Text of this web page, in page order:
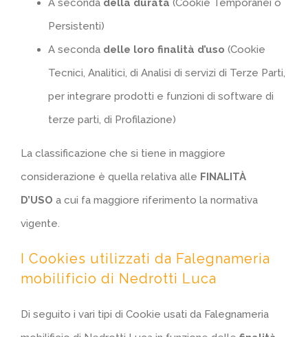
Persistenti)
A seconda delle loro finalità d’uso (Cookie
Tecnici, Analitici, di Analisi di servizi di Terze Parti,
per integrare prodotti e funzioni di software di
terze parti, di Profilazione)
La classificazione che si tiene in maggiore
considerazione è quella relativa alle FINALITÀ
D’USO a cui fa maggiore riferimento la normativa
vigente.
I Cookies utilizzati da Falegnameria
mobilificio di Nedrotti Luca
Di seguito i vari tipi di Cookie usati da Falegnameria